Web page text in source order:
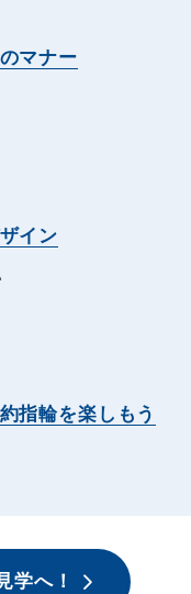
マナー
イン
指輪を楽しもう
学へ！